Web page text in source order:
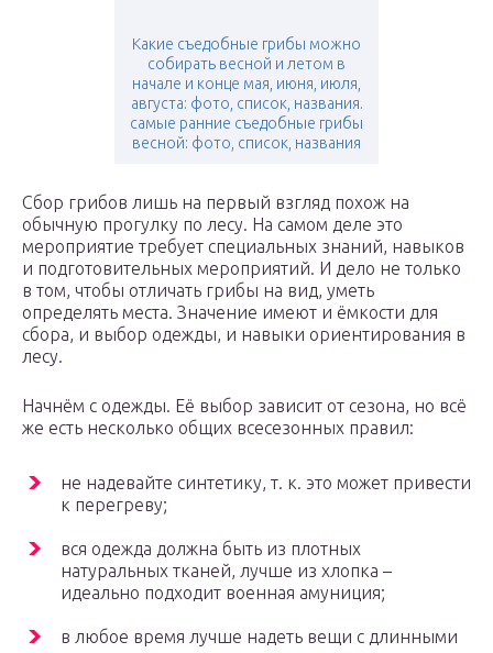
Какие съедобные грибы можно
собирать весной и летом в
начале и конце мая, июня, июля,
августа: фото, список, названия.
самые ранние съедобные грибы
весной: фото, список, названия
Сбор грибов лишь на первый взгляд похож на
обычную прогулку по лесу. На самом деле это
мероприятие требует специальных знаний, навыков
и подготовительных мероприятий. И дело не только
в том, чтобы отличать грибы на вид, уметь
определять места. Значение имеют и ёмкости для
сбора, и выбор одежды, и навыки ориентирования в
лесу.
Начнём с одежды. Её выбор зависит от сезона, но всё
же есть несколько общих всесезонных правил:
не надевайте синтетику, т. к. это может привести
к перегреву;
вся одежда должна быть из плотных
натуральных тканей, лучше из хлопка –
идеально подходит военная амуниция;
в любое время лучше надеть вещи с длинными